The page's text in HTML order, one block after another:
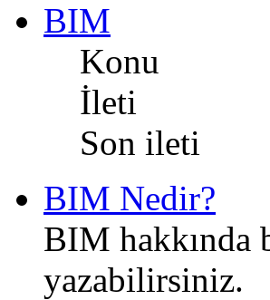
BIM
Konu
İleti
Son ileti
BIM Nedir?
BIM hakkında
yazabilirsiniz.